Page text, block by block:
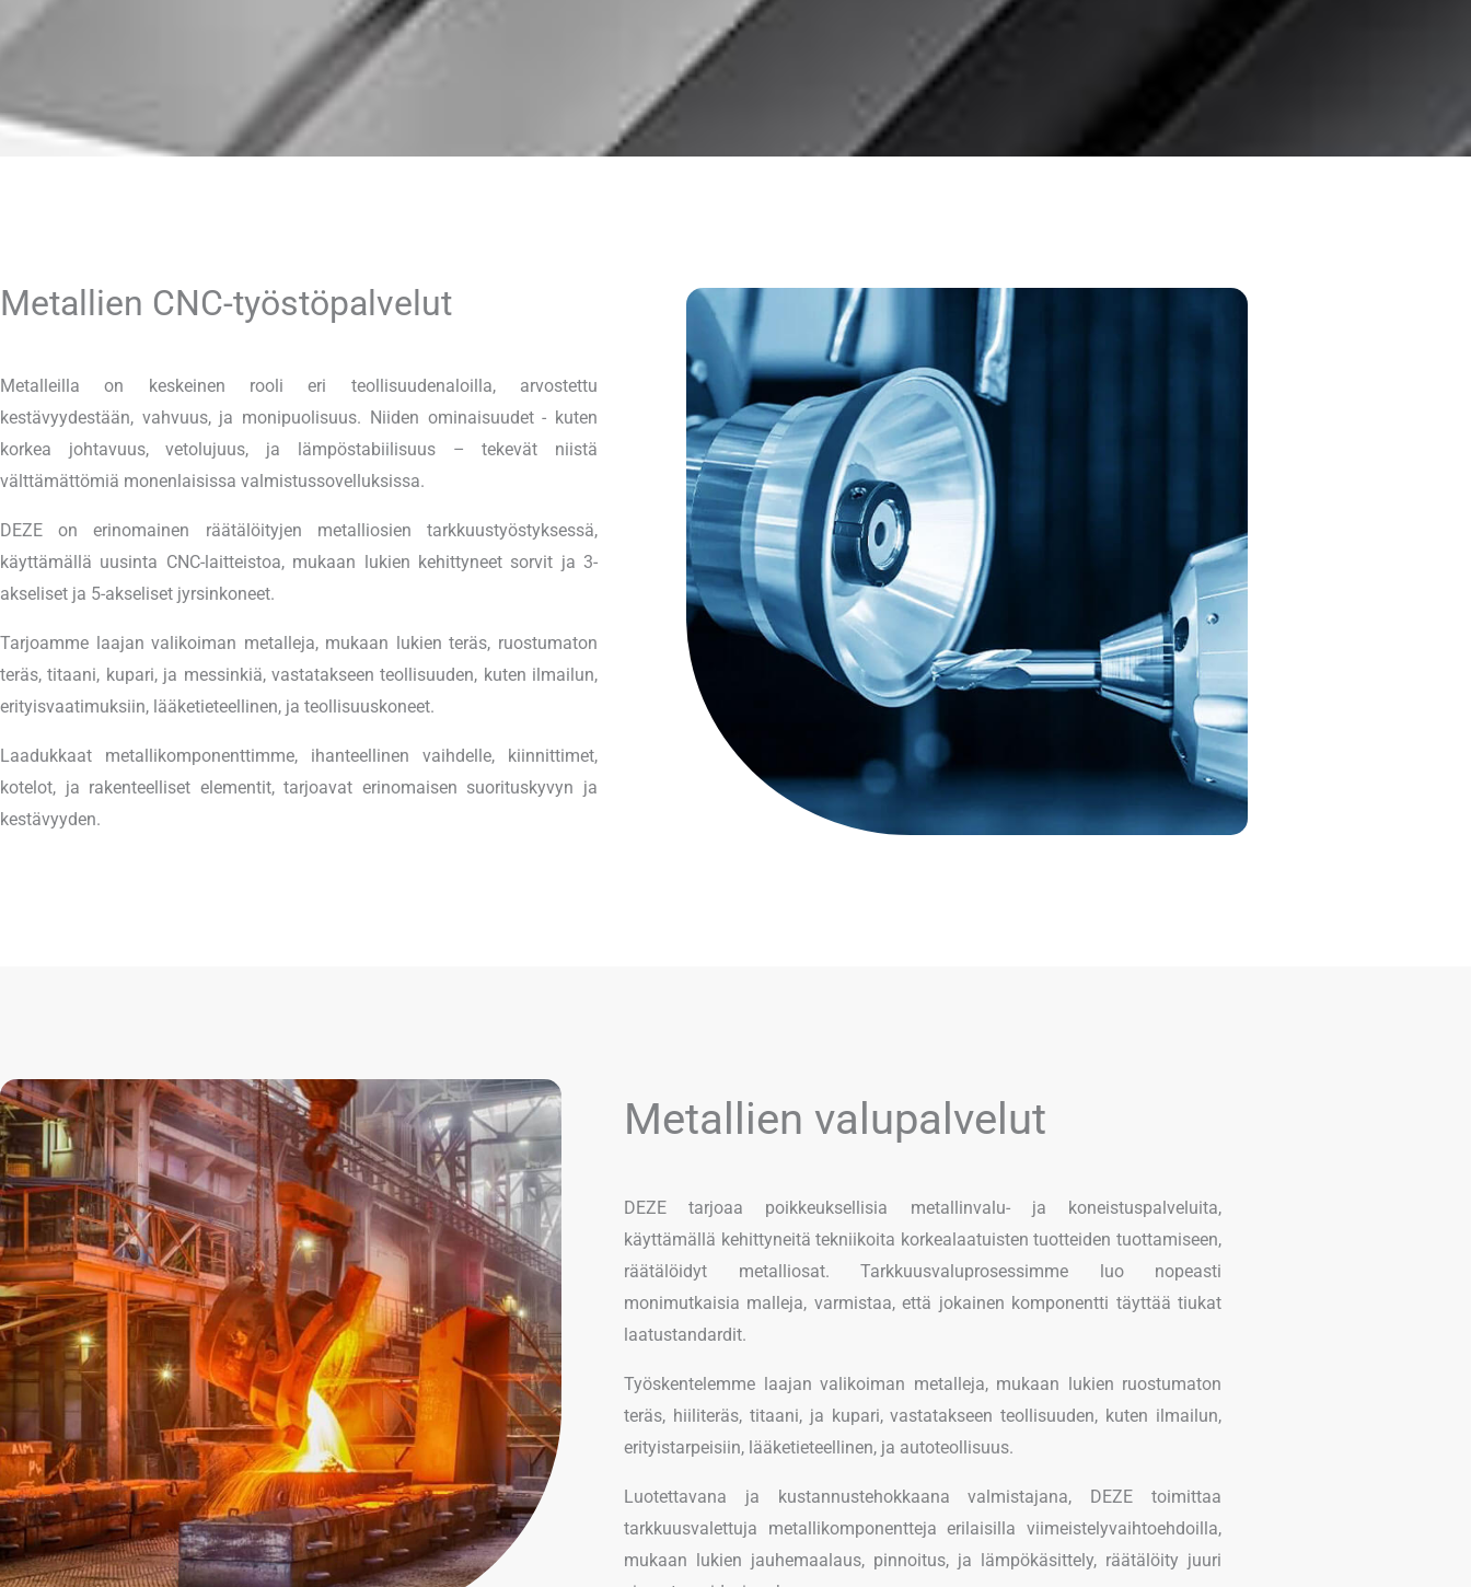
Metallien CNC-työstöpalvelut
Metalleilla on keskeinen rooli eri teollisuudenaloilla, arvostettu
kestävyydestään, vahvuus, ja monipuolisuus. Niiden ominaisuudet - kuten
korkea johtavuus, vetolujuus, ja lämpöstabiilisuus – tekevät niistä
välttämättömiä monenlaisissa valmistussovelluksissa.
DEZE on erinomainen räätälöityjen metalliosien tarkkuustyöstyksessä,
käyttämällä uusinta CNC-laitteistoa, mukaan lukien kehittyneet sorvit ja 3-
akseliset ja 5-akseliset jyrsinkoneet.
Tarjoamme laajan valikoiman metalleja, mukaan lukien teräs, ruostumaton
teräs, titaani, kupari, ja messinkiä, vastatakseen teollisuuden, kuten ilmailun,
erityisvaatimuksiin, lääketieteellinen, ja teollisuuskoneet.
Laadukkaat metallikomponenttimme, ihanteellinen vaihdelle, kiinnittimet,
kotelot, ja rakenteelliset elementit, tarjoavat erinomaisen suorituskyvyn ja
kestävyyden.
Metallien valupalvelut
DEZE tarjoaa poikkeuksellisia metallinvalu- ja koneistuspalveluita,
käyttämällä kehittyneitä tekniikoita korkealaatuisten tuotteiden tuottamiseen,
räätälöidyt metalliosat. Tarkkuusvaluprosessimme luo nopeasti
monimutkaisia ​​​​malleja, varmistaa, että jokainen komponentti täyttää tiukat
laatustandardit.
Työskentelemme laajan valikoiman metalleja, mukaan lukien ruostumaton
teräs, hiiliteräs, titaani, ja kupari, vastatakseen teollisuuden, kuten ilmailun,
erityistarpeisiin, lääketieteellinen, ja autoteollisuus.
Luotettavana ja kustannustehokkaana valmistajana, DEZE toimittaa
tarkkuusvalettuja metallikomponentteja erilaisilla viimeistelyvaihtoehdoilla,
mukaan lukien jauhemaalaus, pinnoitus, ja lämpökäsittely, räätälöity juuri